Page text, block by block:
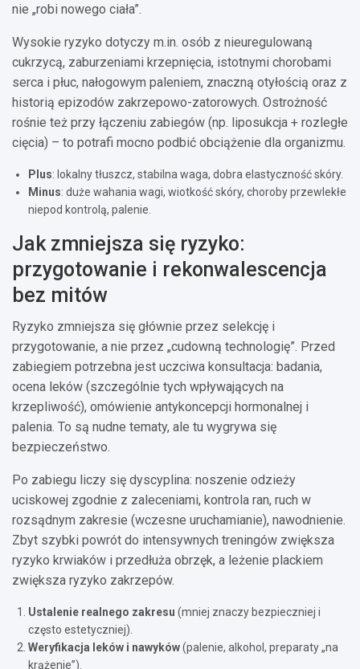
nie „robi nowego ciała”.
Wysokie ryzyko dotyczy m.in. osób z nieuregulowaną
cukrzycą, zaburzeniami krzepnięcia, istotnymi chorobami
serca i płuc, nałogowym paleniem, znaczną otyłością oraz z
historią epizodów zakrzepowo-zatorowych. Ostrożność
rośnie też przy łączeniu zabiegów (np. liposukcja + rozległe
cięcia) – to potrafi mocno podbić obciążenie dla organizmu.
Plus: lokalny tłuszcz, stabilna waga, dobra elastyczność skóry.
Minus: duże wahania wagi, wiotkość skóry, choroby przewlekłe
niepod kontrolą, palenie.
Jak zmniejsza się ryzyko:
przygotowanie i rekonwalescencja
bez mitów
Ryzyko zmniejsza się głównie przez selekcję i
przygotowanie, a nie przez „cudowną technologię”. Przed
zabiegiem potrzebna jest uczciwa konsultacja: badania,
ocena leków (szczególnie tych wpływających na
krzepliwość), omówienie antykoncepcji hormonalnej i
palenia. To są nudne tematy, ale tu wygrywa się
bezpieczeństwo.
Po zabiegu liczy się dyscyplina: noszenie odzieży
uciskowej zgodnie z zaleceniami, kontrola ran, ruch w
rozsądnym zakresie (wczesne uruchamianie), nawodnienie.
Zbyt szybki powrót do intensywnych treningów zwiększa
ryzyko krwiaków i przedłuża obrzęk, a leżenie plackiem
zwiększa ryzyko zakrzepów.
Ustalenie realnego zakresu (mniej znaczy bezpieczniej i
często estetyczniej).
Weryfikacja leków i nawyków(palenie, alkohol, preparaty „na
krążenie”).